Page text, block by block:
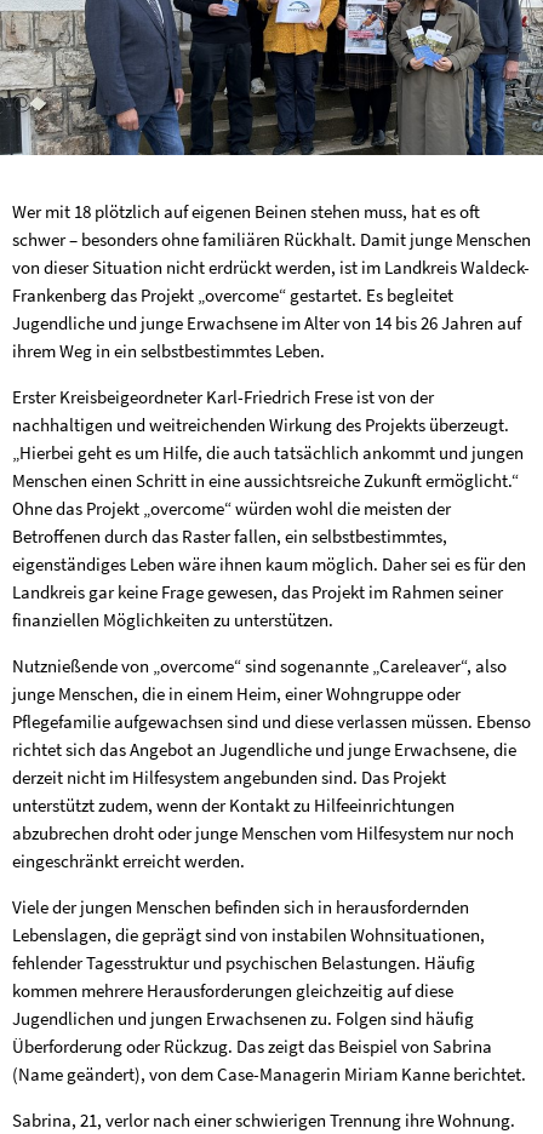
Wer mit 18 plötzlich auf eigenen Beinen stehen muss, hat es oft
schwer – besonders ohne familiären Rückhalt. Damit junge Menschen
von dieser Situation nicht erdrückt werden, ist im Landkreis Waldeck-
Frankenberg das Projekt „overcome“ gestartet. Es begleitet
Jugendliche und junge Erwachsene im Alter von 14 bis 26 Jahren auf
ihrem Weg in ein selbstbestimmtes Leben.
Erster Kreisbeigeordneter Karl-Friedrich Frese ist von der
nachhaltigen und weitreichenden Wirkung des Projekts überzeugt.
„Hierbei geht es um Hilfe, die auch tatsächlich ankommt und jungen
Menschen einen Schritt in eine aussichtsreiche Zukunft ermöglicht.“
Ohne das Projekt „overcome“ würden wohl die meisten der
Betroffenen durch das Raster fallen, ein selbstbestimmtes,
eigenständiges Leben wäre ihnen kaum möglich. Daher sei es für den
Landkreis gar keine Frage gewesen, das Projekt im Rahmen seiner
finanziellen Möglichkeiten zu unterstützen.
Nutznießende von „overcome“ sind sogenannte „Careleaver“, also
junge Menschen, die in einem Heim, einer Wohngruppe oder
Pflegefamilie aufgewachsen sind und diese verlassen müssen. Ebenso
richtet sich das Angebot an Jugendliche und junge Erwachsene, die
derzeit nicht im Hilfesystem angebunden sind. Das Projekt
unterstützt zudem, wenn der Kontakt zu Hilfeeinrichtungen
abzubrechen droht oder junge Menschen vom Hilfesystem nur noch
eingeschränkt erreicht werden.
Viele der jungen Menschen befinden sich in herausfordernden
Lebenslagen, die geprägt sind von instabilen Wohnsituationen,
fehlender Tagesstruktur und psychischen Belastungen. Häufig
kommen mehrere Herausforderungen gleichzeitig auf diese
Jugendlichen und jungen Erwachsenen zu. Folgen sind häufig
Überforderung oder Rückzug. Das zeigt das Beispiel von Sabrina
(Name geändert), von dem Case-Managerin Miriam Kanne berichtet.
Sabrina, 21, verlor nach einer schwierigen Trennung ihre Wohnung.